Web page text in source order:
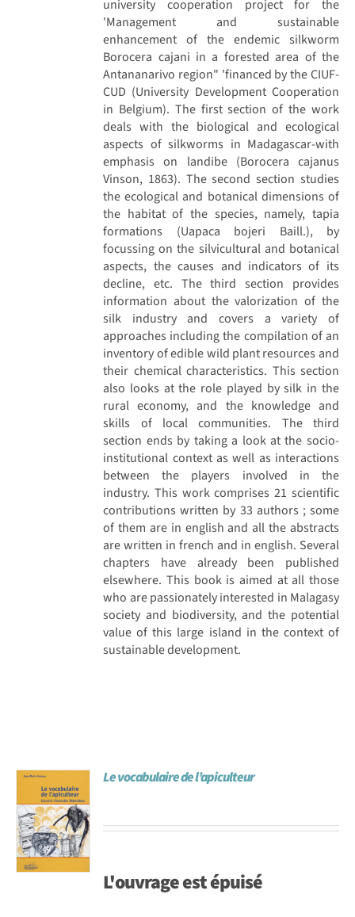
university cooperation project for the
'Management and sustainable
enhancement of the endemic silkworm
Borocera cajani in a forested area of the
Antananarivo region" 'financed by the CIUF-
CUD (University Development Cooperation
in Belgium). The first section of the work
deals with the biological and ecological
aspects of silkworms in Madagascar-with
emphasis on landibe (Borocera cajanus
Vinson, 1863). The second section studies
the ecological and botanical dimensions of
the habitat of the species, namely, tapia
formations (Uapaca bojeri Baill.), by
focussing on the silvicultural and botanical
aspects, the causes and indicators of its
decline, etc. The third section provides
information about the valorization of the
silk industry and covers a variety of
approaches including the compilation of an
inventory of edible wild plant resources and
their chemical characteristics. This section
also looks at the role played by silk in the
rural economy, and the knowledge and
skills of local communities. The third
section ends by taking a look at the socio-
institutional context as well as interactions
between the players involved in the
industry. This work comprises 21 scientific
contributions written by 33 authors ; some
of them are in english and all the abstracts
are written in french and in english. Several
chapters have already been published
elsewhere. This book is aimed at all those
who are passionately interested in Malagasy
society and biodiversity, and the potential
value of this large island in the context of
sustainable development.
Le vocabulaire de l’apiculteur
L'ouvrage estépuisé